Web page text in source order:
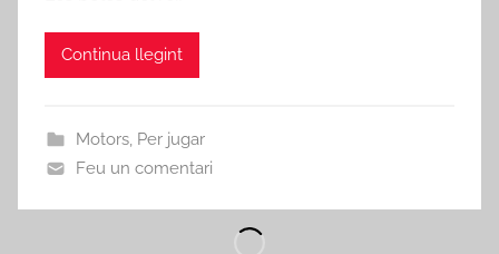
Continua llegint
Motors, Per jugar
Feu un comentari